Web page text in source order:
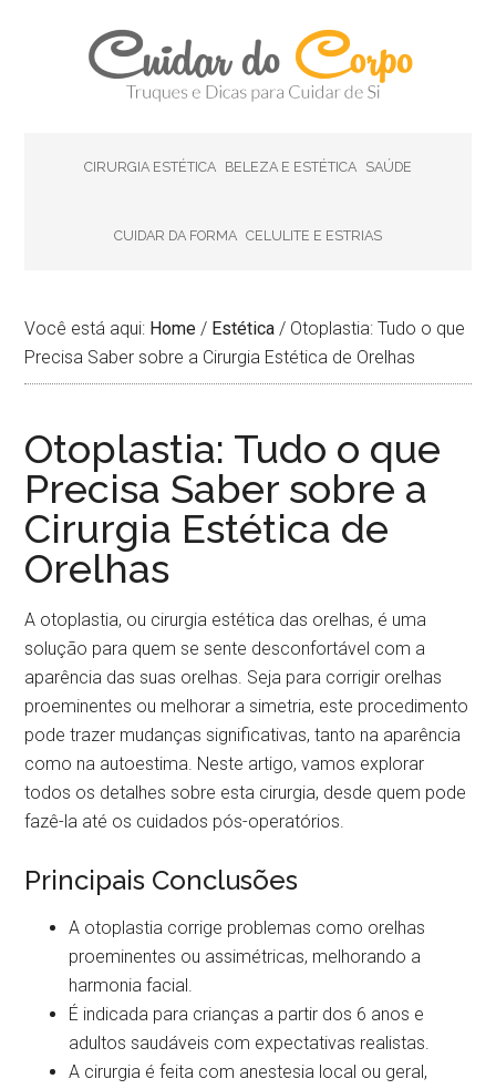
CIRURGIA ESTÉTICA BELEZA E ESTÉTICA SAÚDE
CUIDAR DA FORMA CELULITE E ESTRIAS
Você está aqui: Home / Estética / Otoplastia: Tudo o que
Precisa Saber sobre a Cirurgia Estética de Orelhas
Otoplastia: Tudo o que
Precisa Saber sobre a
Cirurgia Estética de
Orelhas
A otoplastia, ou cirurgia estética das orelhas, é uma
solução para quem se sente desconfortável com a
aparência das suas orelhas. Seja para corrigir orelhas
proeminentes ou melhorar a simetria, este procedimento
pode trazer mudanças significativas, tanto na aparência
como na autoestima. Neste artigo, vamos explorar
todos os detalhes sobre esta cirurgia, desde quem pode
fazê-la até os cuidados pós-operatórios.
Principais Conclusões
A otoplastia corrige problemas como orelhas
proeminentes ou assimétricas, melhorando a
harmonia facial.
É indicada para crianças a partir dos 6 anos e
adultos saudáveis com expectativas realistas.
A cirurgia é feita com anestesia local ou geral,